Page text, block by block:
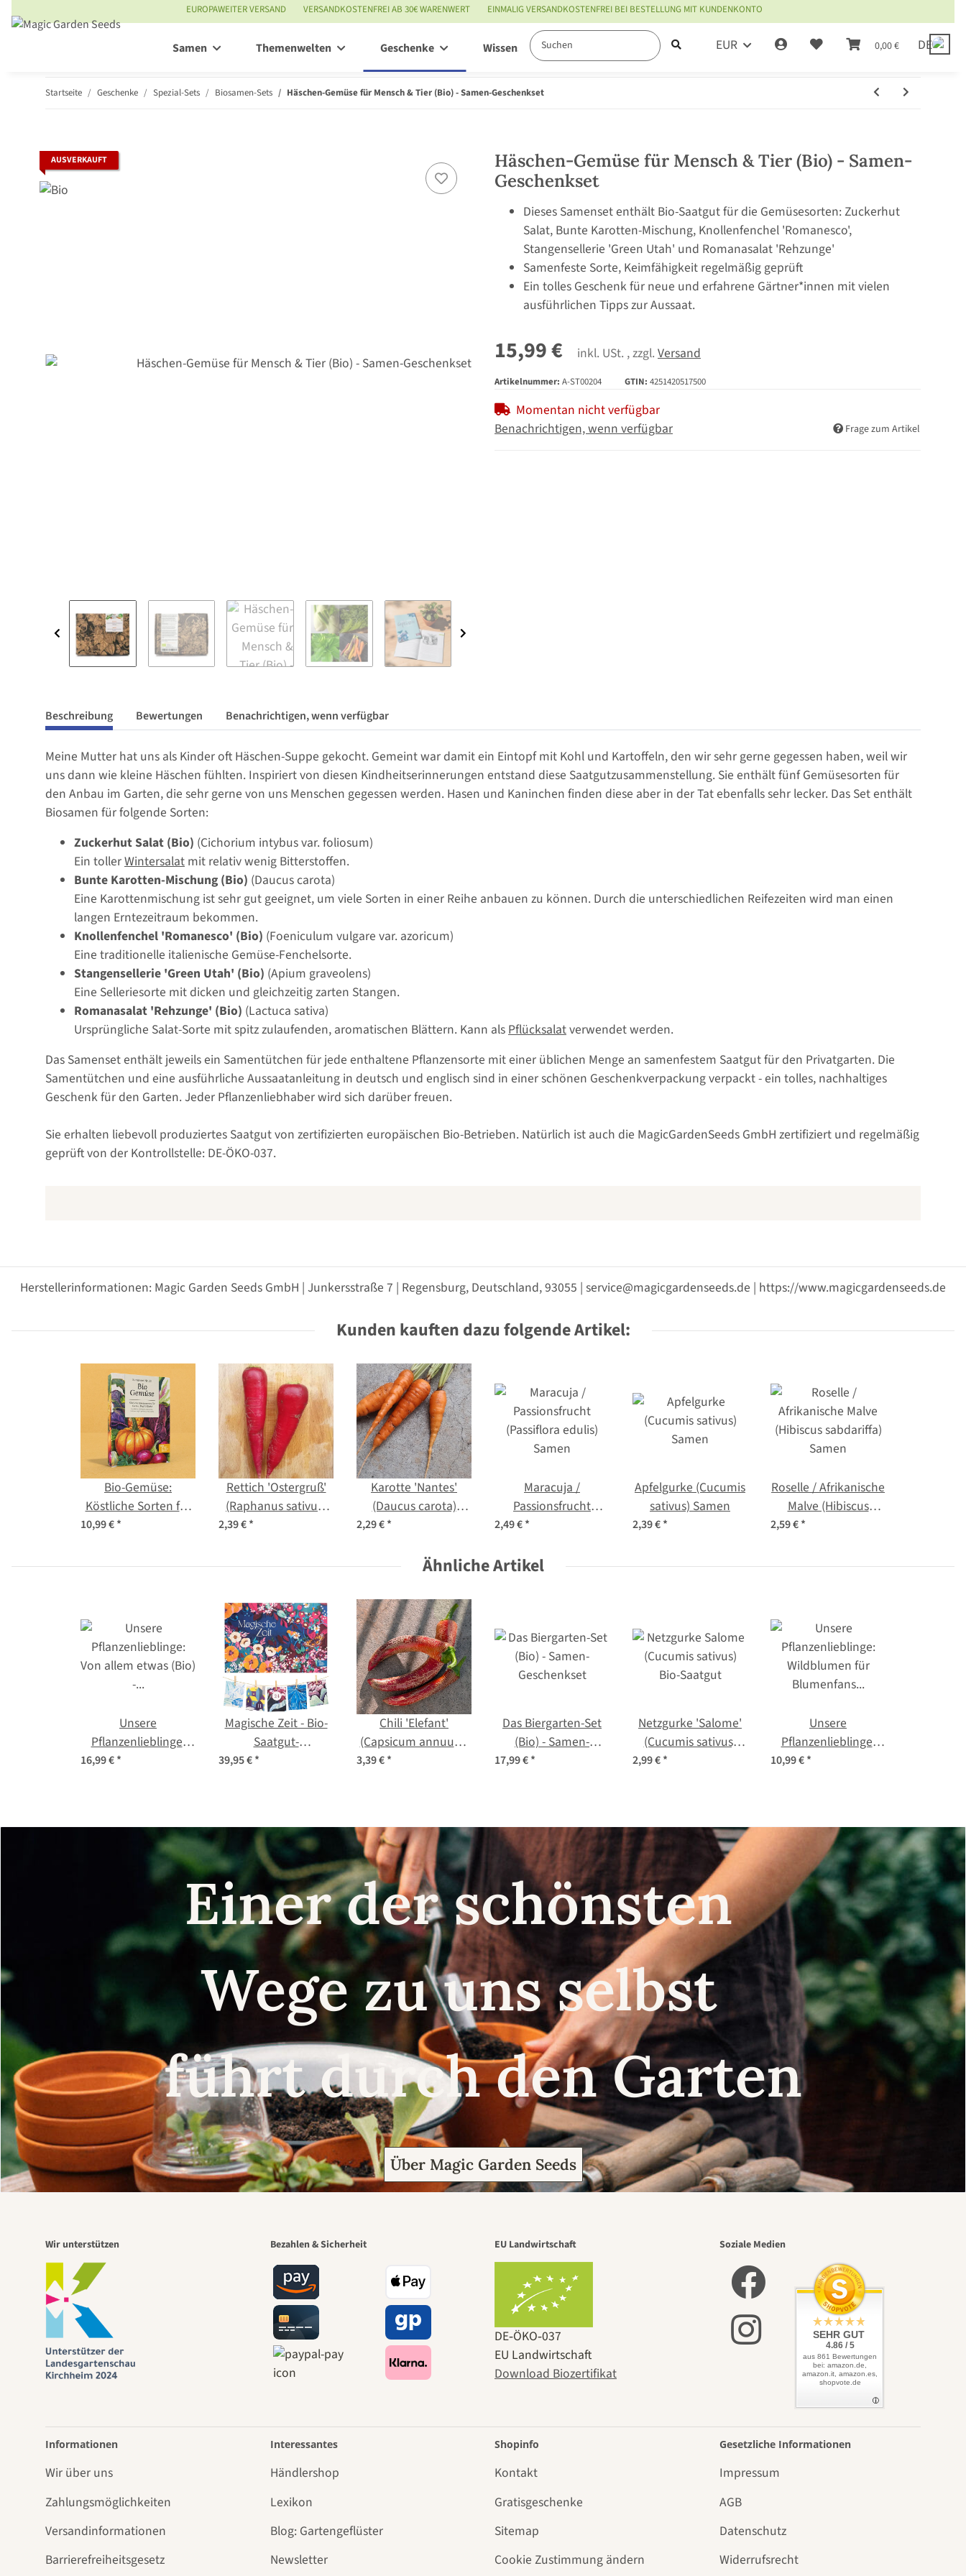
EUROPAWEITER VERSAND VERSANDKOSTENFREI AB 30€ WARENWERT EINMALIG VERSANDKOSTENFREI BEI BESTELLUNG MIT KUNDENKONTO
EUR 0,00 € DE
Samen Themenwelten Geschenke Wissenswertes
Startseite Geschenke Spezial-Sets Biosamen-Sets Häschen-Gemüse für Mensch & Tier (Bio) - Samen-Geschenkset
AUSVERKAUFT
Häschen-Gemüse für Mensch & Tier (Bio) - Samen-
Geschenkset
Dieses Samenset enthält Bio-Saatgut für die Gemüsesorten: Zuckerhut
Salat, Bunte Karotten-Mischung, Knollenfenchel 'Romanesco',
Stangensellerie 'Green Utah' und Romanasalat 'Rehzunge'
Samenfeste Sorte, Keimfähigkeit regelmäßig geprüft
Ein tolles Geschenk für neue und erfahrene Gärtner*innen mit vielen
ausführlichen Tipps zur Aussaat.
15,99 € inkl. USt. , zzgl. Versand
Artikelnummer: A-ST00204 GTIN: 4251420517500
Momentan nicht verfügbar
Benachrichtigen, wenn verfügbar
Frage zum Artikel
Beschreibung Bewertungen Benachrichtigen, wenn verfügbar
Meine Mutter hat uns als Kinder oft Häschen-Suppe gekocht. Gemeint war damit ein Eintopf mit Kohl und Kartoffeln, den wir sehr gerne gegessen haben, weil wir
uns dann wie kleine Häschen fühlten. Inspiriert von diesen Kindheitserinnerungen entstand diese Saatgutzusammenstellung. Sie enthält fünf Gemüsesorten für
den Anbau im Garten, die sehr gerne von uns Menschen gegessen werden. Hasen und Kaninchen finden diese aber in der Tat ebenfalls sehr lecker. Das Set enthält
Biosamen für folgende Sorten:
Zuckerhut Salat (Bio) (Cichorium intybus var. foliosum)
Ein tollerWintersalat mit relativ wenig Bitterstoffen.
Bunte Karotten-Mischung (Bio) (Daucus carota)
Eine Karottenmischung ist sehr gut geeignet, um viele Sorten in einer Reihe anbauen zu können. Durch die unterschiedlichen Reifezeiten wird man einen
langen Erntezeitraum bekommen.
Knollenfenchel 'Romanesco' (Bio) (Foeniculum vulgare var. azoricum)
Eine traditionelle italienische Gemüse-Fenchelsorte.
Stangensellerie 'Green Utah' (Bio) (Apium graveolens)
Eine Selleriesorte mit dicken und gleichzeitig zarten Stangen.
Romanasalat 'Rehzunge' (Bio) (Lactuca sativa)
Ursprüngliche Salat-Sorte mit spitz zulaufenden, aromatischen Blättern. Kann alsPflücksalatverwendet werden.
Das Samenset enthält jeweils ein Samentütchen für jede enthaltene Pflanzensorte mit einer üblichen Menge an samenfestem Saatgut für den Privatgarten. Die
Samentütchen und eine ausführliche Aussaatanleitung in deutsch und englisch sind in einer schönen Geschenkverpackung verpackt - ein tolles, nachhaltiges
Geschenk für den Garten. Jeder Pflanzenliebhaber wird sich darüber freuen.
Sie erhalten liebevoll produziertes Saatgut von zertifizierten europäischen Bio-Betrieben. Natürlich ist auch die MagicGardenSeeds GmbH zertifiziert und regelmäßig
geprüft von der Kontrollstelle: DE-ÖKO-037.
Herstellerinformationen: Magic Garden Seeds GmbH | Junkersstraße 7 | Regensburg, Deutschland, 93055 | service@magicgardenseeds.de | https://www.magicgardenseeds.de
Kunden kauften dazu folgende Artikel:
Bio-Gemüse:
Köstliche Sorten für
die Selbstversorgung
10,99 €*
Rettich 'Ostergruß'
(Raphanus sativus)
2,39 €*
Karotte 'Nantes'
(Daucus carota)
2,29 €*
Maracuja /
Passionsfrucht
(Passiflora edulis)
2,49 €*
Apfelgurke (Cucumis
sativus) Samen
2,39 €*
Roselle / Afrikanische
Malve (Hibiscus
sabdariffa) Samen
2,59 €*
Ähnliche Artikel
Unsere
Pflanzenlieblinge:
Von allem etwas (Bio)
16,99 €*
Magische Zeit - Bio-
Saatgut-
Adventskalender -
39,95 €*
Chili 'Elefant'
(Capsicum annuum)
Bio-Saatgut
3,39 €*
Das Biergarten-Set
(Bio) - Samen-
Geschenkset
17,99 €*
Netzgurke 'Salome'
(Cucumis sativus)
Bio-Saatgut
2,99 €*
Unsere
Pflanzenlieblinge:
Wildblumen für
10,99 €*
Einer der schönsten
Wege zu uns selbst
führt durch den Garten
Über Magic Garden Seeds
Wir unterstützen Bezahlen & Sicherheit EU Landwirtschaft
DE‑ÖKO‑037
EU Landwirtschaft
Download Biozertifikat
Soziale Medien
SEHR GUT
4.86 / 5
aus 861 Bewertungen
bei: amazon.de,
amazon.it, amazon.es,
shopvote.de
Informationen
Wir über uns
Zahlungsmöglichkeiten
Versandinformationen
Barrierefreiheitsgesetz
Interessantes
Händlershop
Lexikon
Blog: Gartengeflüster
Newsletter
Shopinfo
Kontakt
Gratisgeschenke
Sitemap
Cookie Zustimmung ändern
Gesetzliche Informationen
Impressum
AGB
Datenschutz
Widerrufsrecht